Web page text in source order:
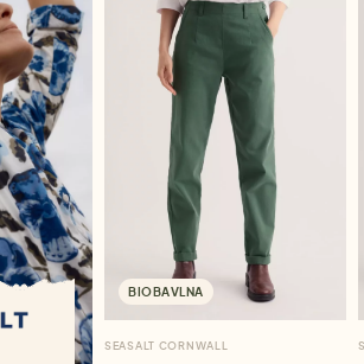
BIOBAVLNA
SEASALT CORNWALL